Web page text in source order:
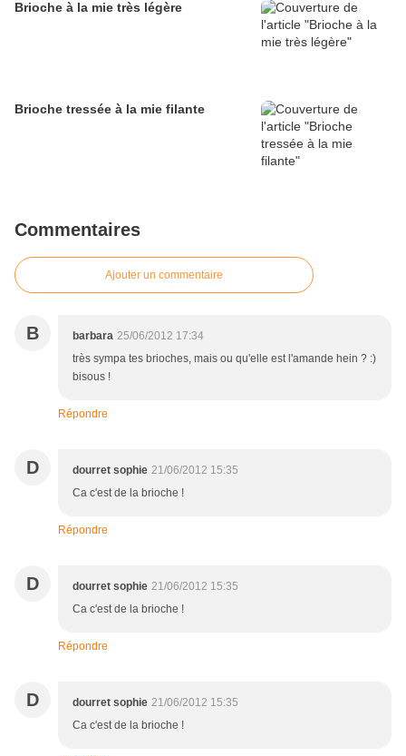
Brioche à la mie très légère
Brioche tressée à la mie filante
Commentaires
Ajouter un commentaire
B barbara 25/06/2012 17:34
très sympa tes brioches, mais ou qu'elle est l'amande hein ? :)
bisous !
Répondre
D dourret sophie 21/06/2012 15:35
Ca c'est de la brioche !
Répondre
D dourret sophie 21/06/2012 15:35
Ca c'est de la brioche !
Répondre
D dourret sophie 21/06/2012 15:35
Ca c'est de la brioche !